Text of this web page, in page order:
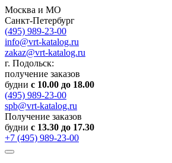
Москва и МО
Санкт-Петербург
(495) 989-23-00
info@vrt-katalog.ru
zakaz@vrt-katalog.ru
г. Подольск:
получение заказов
будни с 10.00 до 18.00
(495) 989-23-00
spb@vrt-katalog.ru
Получение заказов
будни с 13.30 до 17.30
+7 (495) 989-23-00